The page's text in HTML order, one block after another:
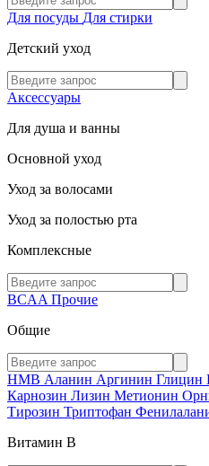
Для посуды Для стирки
Детский уход
Аксессуары
Для душа и ванны
Основной уход
Уход за волосами
Уход за полостью рта
Комплексные
BCAA Прочие
Общие
HMB Аланин Аргинин Глицин
Карнозин Лизин Метионин
Тирозин Триптофан
Витамин В